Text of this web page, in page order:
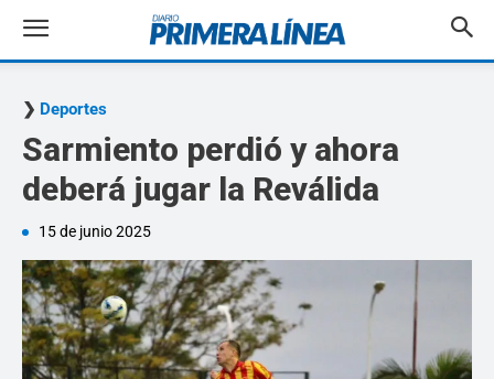
Deportes
Sarmiento perdió y ahora
deberá jugar la Reválida
15 de junio 2025